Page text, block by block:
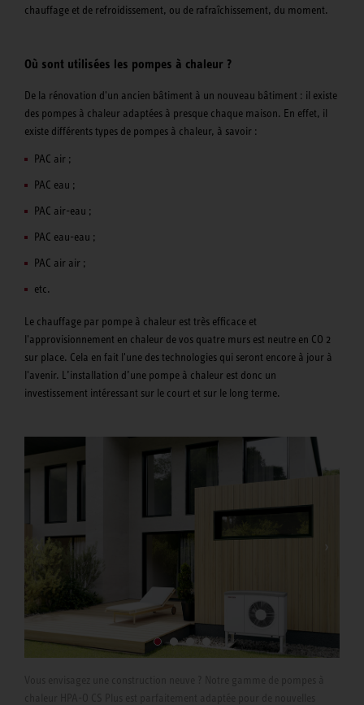
chauffage et de refroidissement, ou de rafraîchissement, du moment.
Où sont utilisées les pompes à chaleur ?
De la rénovation d'un ancien bâtiment à un nouveau bâtiment : il existe
des pompes à chaleur adaptées à presque chaque maison. En effet, il
existe différents types de pompes à chaleur, à savoir :
PAC air ;
PAC eau ;
PAC air-eau ;
PAC eau-eau ;
PAC air air ;
etc.
Le chauffage par pompe à chaleur est très efficace et
l'approvisionnement en chaleur de vos quatre murs est neutre en CO 2
sur place. Cela en fait l'une des technologies qui seront encore à jour à
l'avenir. L’installation d’une pompe à chaleur est donc un
investissement intéressant sur le court et sur le long terme.